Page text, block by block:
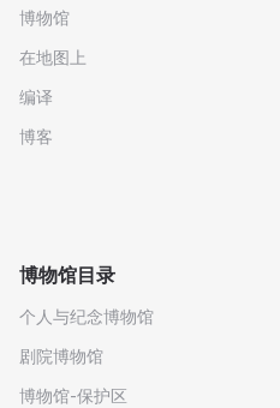
博物馆
在地图上
编译
博客
博物馆目录
个人与纪念博物馆
剧院博物馆
博物馆-保护区